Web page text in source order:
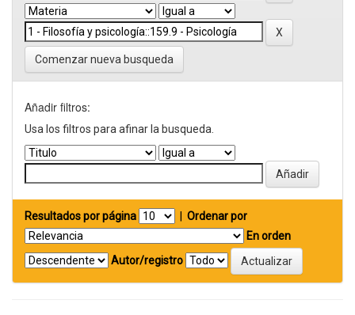
Comenzar nueva busqueda
Añadir filtros:
Usa los filtros para afinar la busqueda.
Resultados por página
Ordenar por
En orden
Autor/registro